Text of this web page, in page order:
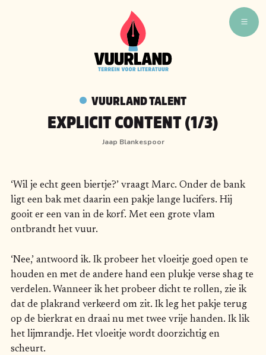
WAT ZIJN WIJ
VUURLAND TALENT
VUURLAND LEEST
VUURLAND TALENT
EXPLICIT CONTENT (1/3)
Jaap Blankespoor
‘Wil je echt geen biertje?’ vraagt Marc. Onder de bank
ligt een bak met daarin een pakje lange lucifers. Hij
gooit er een van in de korf. Met een grote vlam
ontbrandt het vuur.
‘Nee,’ antwoord ik. Ik probeer het vloeitje goed open te
houden en met de andere hand een plukje verse shag te
verdelen. Wanneer ik het probeer dicht te rollen, zie ik
dat de plakrand verkeerd om zit. Ik leg het pakje terug
op de bierkrat en draai nu met twee vrije handen. Ik lik
het lijmrandje. Het vloeitje wordt doorzichtig en
scheurt.